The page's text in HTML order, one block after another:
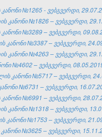
№1265 - ვებგვერდი,
კანონი №1826 – ვებგვერდი,
№3289 – ვებგვერდი,
კანონი №3387 – ვებგვერდი,
კანონი №4263 – ვებგვერდი,
№4602 – ვებგვერდი,
კანონი №5717 – ვებგვერდი,
№6731 – ვებგვერდი,
№6991 – ვებგვერდი,
კანონი №1318 – ვებგვერდი,
კანონი №1753 – ვებგვერდი,
№3625 – ვებგვერდი,